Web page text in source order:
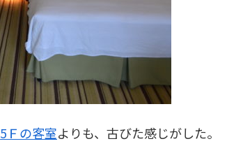
5Ｆの客室よりも、古びた感じがした。